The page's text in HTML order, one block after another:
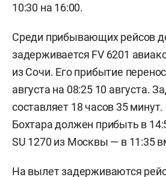
10:30 на 16:00.
Среди прибывающих рейсов
задерживается FV 6201
из Сочи. Его прибытие
августа на 08:25 10 августа.
составляет 18 часов 35
Бохтара должен прибыть в
SU 1270 из Москвы — в 11:35
На вылет задерживаются